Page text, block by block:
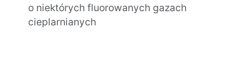
o niektórych fluorowanych gazach
cieplarnianych